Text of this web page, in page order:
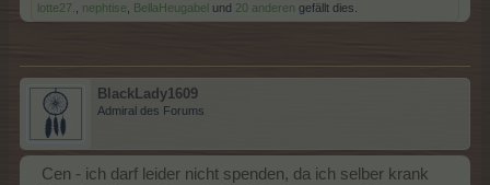
lotte27. nephtise BellaHeugabel und 20 anderen gefällt dies.
BlackLady1609
Admiral des Forums
Cen - ich darf leider nicht spenden, da ich selber krank